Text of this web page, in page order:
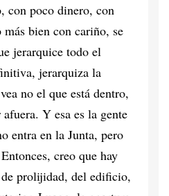
con poco dinero, con
bien con cariño, se
jerarquice todo el
jerarquiza la
no el que está dentro,
Y esa es la gente
entra en la Junta, pero
creo que hay
prolijidad, del edificio,